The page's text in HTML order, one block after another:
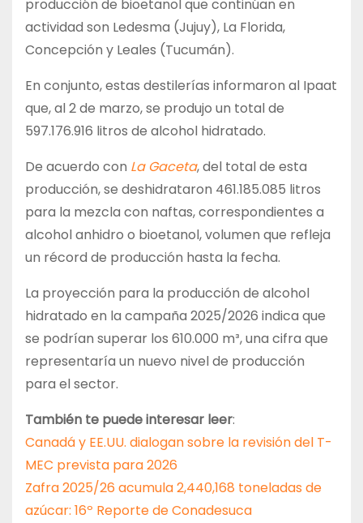
producción de bioetanol que continúan en
actividad son Ledesma (Jujuy), La Florida,
Concepción y Leales (Tucumán).
En conjunto, estas destilerías informaron al Ipaat
que, al 2 de marzo, se produjo un total de
597.176.916 litros de alcohol hidratado.
De acuerdo con La Gaceta, del total de esta
producción, se deshidrataron 461.185.085 litros
para la mezcla con naftas, correspondientes a
alcohol anhidro o bioetanol, volumen que refleja
un récord de producción hasta la fecha.
La proyección para la producción de alcohol
hidratado en la campaña 2025/2026 indica que
se podrían superar los 610.000 m³, una cifra que
representaría un nuevo nivel de producción
para el sector.
También te puede interesar leer:
Canadá y EE.UU. dialogan sobre la revisión del T-
MEC prevista para 2026
Zafra 2025/26 acumula 2,440,168 toneladas de
azúcar: 16º Reporte de Conadesuca